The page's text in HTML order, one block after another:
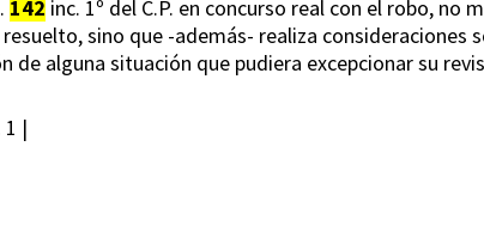
142 inc. 1º del C.P. en concurso real con el robo, no
sino que -además- realiza consideraciones
de alguna situación que pudiera excepcionar su
1 |